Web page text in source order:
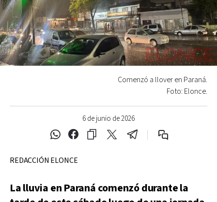
6 de junio de 2026
Comenzó a llover en Paraná.
Foto: Elonce.
REDACCIÓN ELONCE
La lluvia en Paraná comenzó durante la